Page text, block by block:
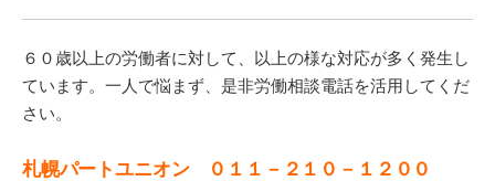
６０歳以上の労働者に対して、以上の様な対応が多く発生し
ています。一人で悩まず、是非労働相談電話を活用してくだ
さい。
札幌パートユニオン ０１１－２１０－１２００